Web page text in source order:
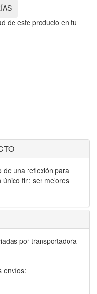
de este producto en tu
de una reflexión para
único fin: ser mejores
por transportadora
envíos: